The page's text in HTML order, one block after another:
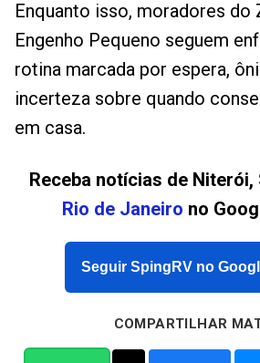
Enquanto isso, moradores do
Engenho Pequeno seguem
rotina marcada por espera,
incerteza sobre quando
em casa.
Receba notícias de Niterói,
Rio de Janeiro no
Seguir SpingRV no
COMPARTILHAR